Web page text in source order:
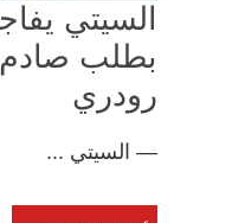
السيتي
بطلب
رودري
— السيتي ...